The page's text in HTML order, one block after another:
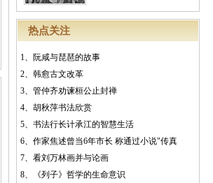
热点关注
1、 阮咸与琵琶的故事
2、 韩愈古文改革
3、 管仲齐劝谏桓公止封禅
4、 胡秋萍书法欣赏
5、 书法行长计承江的智慧生活
6、 作家焦述曾当6年市长 称通过小说"传真
7、 看刘万林画并与论画
8、
《列子》哲学的生命意识